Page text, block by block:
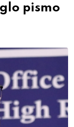
pismo